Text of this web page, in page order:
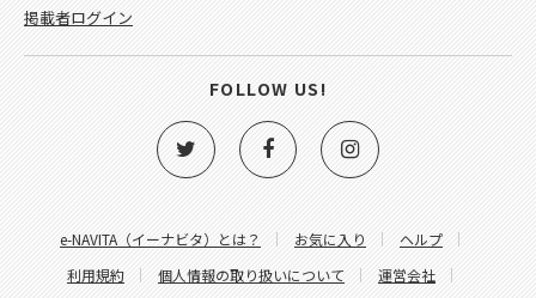
e-NAVITA（イーナビタ）とは？ お気に入り
ヘルプ
利用規約
個人情報の取り扱いについて
運営会社
掲載者ログイン
FOLLOW US!